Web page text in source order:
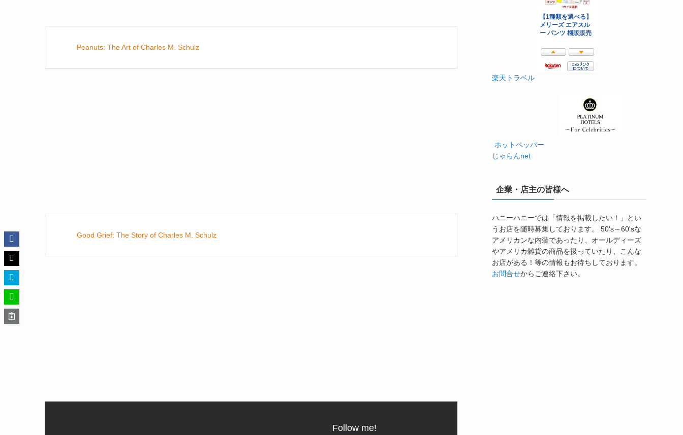
Peanuts: The Art of Charles M. Schulz
Good Grief: The Story of Charles M. Schulz
Follow me!
楽天トラベル
ホットペッパー
じゃらんnet
企業・店主の皆様へ
ハニーハニーでは「情報を掲載したい！」とい
うお店を随時募集しております。 50's～60'sな
アメリカンな内装であったり、オールディーズ
やアメリカ雑貨の商品を扱っていたり、こんな
お店がある！等の情報もお待ちしております。
お問合せからご連絡下さい。